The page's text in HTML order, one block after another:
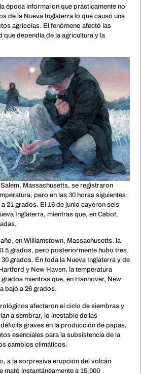
época informaron que prácticamente no
de la Nueva Inglaterra lo que causó una
agrícolas. El fenómeno afectó las
que dependía de la agricultura y la
Massachusetts, se registraron
pero en las 30 horas siguientes
21 grados. El 16 de junio cayeron seis
Inglaterra, mientras que, en Cabot,
en Williamstown, Massachusetts. la
grados, pero posteriormente hubo tres
grados. En toda la Nueva Inglaterra y de
y New Haven, la temperatura
mientras que, en Hannover, New
bajó a 26 grados.
afectaron el ciclo de siembras y
a sembrar, lo inestable de las
graves en la producción de papas,
esenciales para la subsistencia de la
cambios climáticos.
a la sorpresiva erupción del volcán
mató instantáneamente a 15,000